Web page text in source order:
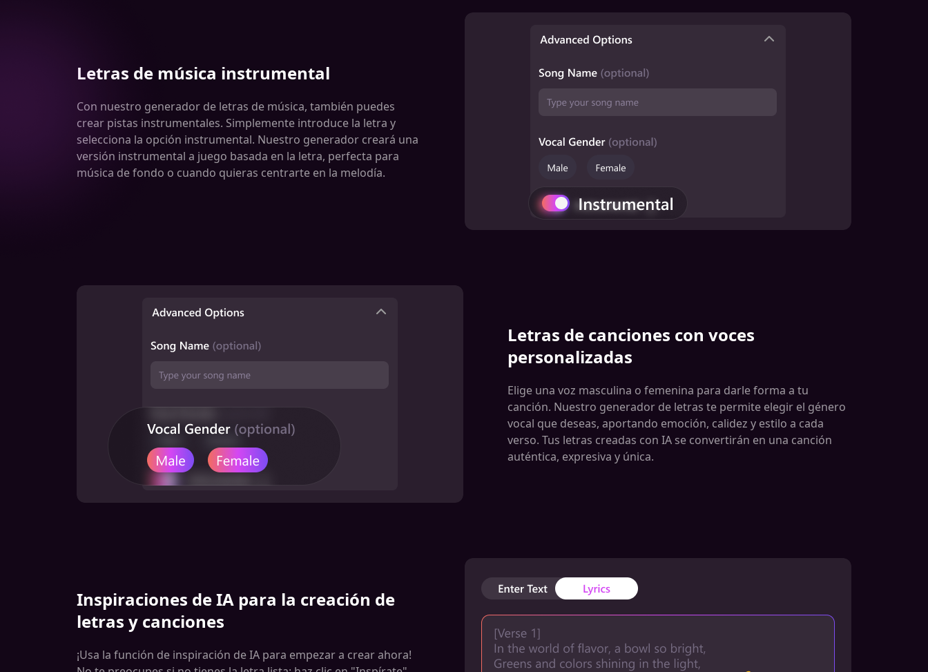
Letras de música instrumental
Con nuestro generador de letras de música, también puedes
crear pistas instrumentales. Simplemente introduce la letra y
selecciona la opción instrumental. Nuestro generador creará una
versión instrumental a juego basada en la letra, perfecta para
música de fondo o cuando quieras centrarte en la melodía.
Letras de canciones con voces
personalizadas
Elige una voz masculina o femenina para darle forma a tu
canción. Nuestro generador de letras te permite elegir el género
vocal que deseas, aportando emoción, calidez y estilo a cada
verso. Tus letras creadas con IA se convertirán en una canción
auténtica, expresiva y única.
Inspiraciones de IA para la creación de
letras y canciones
¡Usa la función de inspiración de IA para empezar a crear ahora!